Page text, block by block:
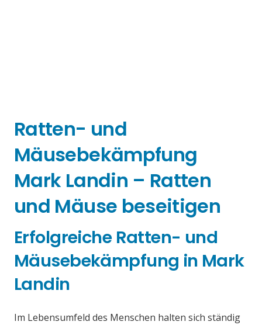
Ratten- und
Mäusebekämpfung
Mark Landin – Ratten
und Mäuse beseitigen
Erfolgreiche Ratten- und
Mäusebekämpfung in Mark
Landin
Im Lebensumfeld des Menschen halten sich ständig